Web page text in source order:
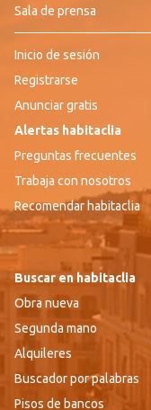
Sala de prensa
Inicio de sesión
Registrarse
Anunciar gratis
Alertas habitaclia
Preguntas frecuentes
Trabaja con nosotros
Recomendar habitaclia
Buscar en habitaclia
Obra nueva
Segunda mano
Alquileres
Buscador por palabras
Pisos de bancos